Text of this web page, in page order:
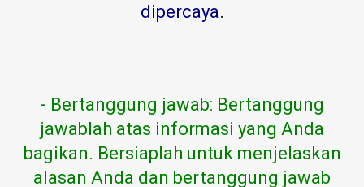
dipercaya.
- Bertanggung jawab: Bertanggung
jawablah atas informasi yang Anda
bagikan. Bersiaplah untuk menjelaskan
alasan Anda dan bertanggung jawab